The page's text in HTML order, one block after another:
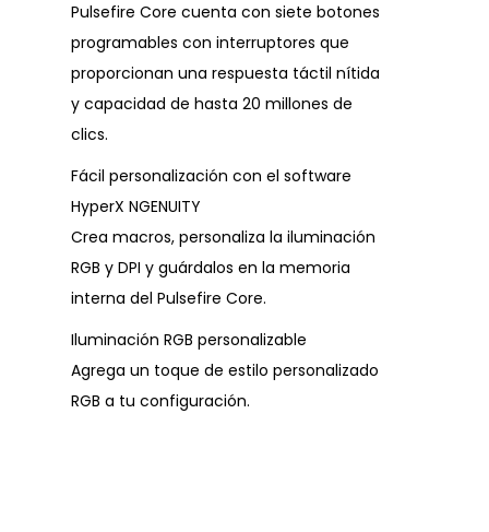
Pulsefire Core cuenta con siete botones
programables con interruptores que
proporcionan una respuesta táctil nítida
y capacidad de hasta 20 millones de
clics.
Fácil personalización con el software
HyperX NGENUITY
Crea macros, personaliza la iluminación
RGB y DPI y guárdalos en la memoria
interna del Pulsefire Core.
Iluminación RGB personalizable
Agrega un toque de estilo personalizado
RGB a tu configuración.